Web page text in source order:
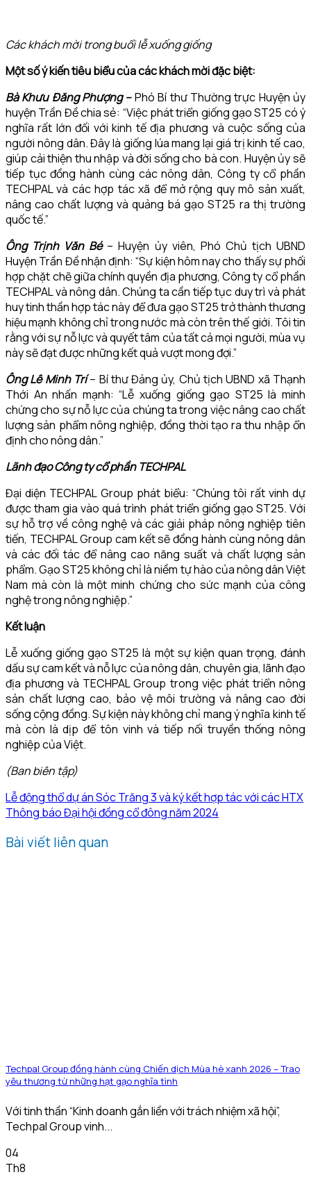
Các khách mời trong buổi lễ xuống giống
Một số ý kiến tiêu biểu của các khách mời đặc biệt:
Bà Khưu Đăng Phượng –Phó Bí thư Thường trực Huyện ủy
huyện Trần Đề chia sẻ: “Việc phát triển giống gạo ST25 có ý
nghĩa rất lớn đối với kinh tế địa phương và cuộc sống của
người nông dân. Đây là giống lúa mang lại giá trị kinh tế cao,
giúp cải thiện thu nhập và đời sống cho bà con. Huyện ủy sẽ
tiếp tục đồng hành cùng các nông dân, Công ty cổ phần
TECHPAL và các hợp tác xã để mở rộng quy mô sản xuất,
nâng cao chất lượng và quảng bá gạo ST25 ra thị trường
quốc tế.”
Ông Trịnh Văn Bé – Huyện ủy viên, Phó Chủ tịch UBND
Huyện Trần Đề nhận định: “Sự kiện hôm nay cho thấy sự phối
hợp chặt chẽ giữa chính quyền địa phương, Công ty cổ phần
TECHPAL và nông dân. Chúng ta cần tiếp tục duy trì và phát
huy tinh thần hợp tác này để đưa gạo ST25 trở thành thương
hiệu mạnh không chỉ trong nước mà còn trên thế giới. Tôi tin
rằng với sự nỗ lực và quyết tâm của tất cả mọi người, mùa vụ
này sẽ đạt được những kết quả vượt mong đợi.”
Ông Lê Minh Trí– Bí thư Đảng ủy, Chủ tịch UBND xã Thạnh
Thới An nhấn mạnh: “Lễ xuống giống gạo ST25 là minh
chứng cho sự nỗ lực của chúng ta trong việc nâng cao chất
lượng sản phẩm nông nghiệp, đồng thời tạo ra thu nhập ổn
định cho nông dân.”
Lãnh đạo Công ty cổ phần TECHPAL
Đại diện TECHPAL Group phát biểu: “Chúng tôi rất vinh dự
được tham gia vào quá trình phát triển giống gạo ST25. Với
sự hỗ trợ về công nghệ và các giải pháp nông nghiệp tiên
tiến, TECHPAL Group cam kết sẽ đồng hành cùng nông dân
và các đối tác để nâng cao năng suất và chất lượng sản
phẩm. Gạo ST25 không chỉ là niềm tự hào của nông dân Việt
Nam mà còn là một minh chứng cho sức mạnh của công
nghệ trong nông nghiệp.”
Kết luận
Lễ xuống giống gạo ST25 là một sự kiện quan trọng, đánh
dấu sự cam kết và nỗ lực của nông dân, chuyên gia, lãnh đạo
địa phương và TECHPAL Group trong việc phát triển nông
sản chất lượng cao, bảo vệ môi trường và nâng cao đời
sống cộng đồng. Sự kiện này không chỉ mang ý nghĩa kinh tế
mà còn là dịp để tôn vinh và tiếp nối truyền thống nông
nghiệp của Việt.
(Ban biên tập)
Lễ động thổ dự án Sóc Trăng 3 và ký kết hợp tác với các HTX
Thông báo Đại hội đồng cổ đông năm 2024
Bài viết liên quan
Techpal Group đồng hành cùng Chiến dịch Mùa hè xanh 2026 – Trao
yêu thương từ những hạt gạo nghĩa tình
Với tinh thần “Kinh doanh gắn liền với trách nhiệm xã hội”,
Techpal Group vinh...
04
Th8